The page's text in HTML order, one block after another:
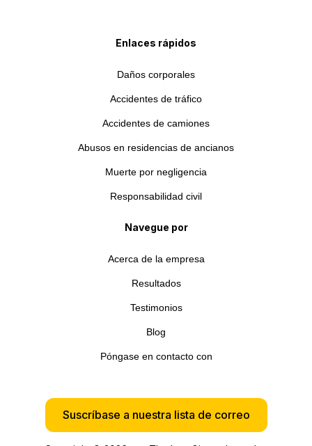
Enlaces rápidos
Daños corporales
Accidentes de tráfico
Accidentes de camiones
Abusos en residencias de ancianos
Muerte por negligencia
Responsabilidad civil
Navegue por
Acerca de la empresa
Resultados
Testimonios
Blog
Póngase en contacto con
Suscríbase a nuestra lista de correo